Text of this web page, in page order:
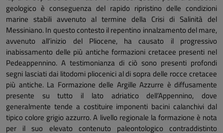
geologico è conseguenza del rapido ripristino delle condizioni
marine stabili avvenuto al termine della Crisi di Salinità del
Messiniano. In questo contesto il repentino innalzamento del mare,
avvenuto all’inizio del Pliocene, ha causato il progressivo
inabissamento delle più antiche formazioni cretacee presenti nel
Pedeappennino. A testimonianza di ciò sono presenti profondi
segni lasciati dai litodomi pliocenici al di sopra delle rocce cretacee
più antiche. La Formazione delle Argille Azzurre è diffusamente
presente su tutto il lato adriatico dell’Appennino, dove
generalmente tende a costituire imponenti bacini calanchivi dal
tipico colore grigio azzurro. A livello regionale la formazione è nota
per il suo elevato contenuto paleontologico contraddistinto